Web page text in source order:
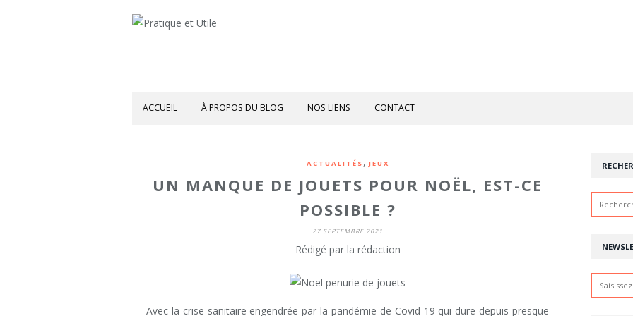
ACCUEIL À PROPOS DU BLOG NOS LIENS CONTACT
ACTUALITÉS , JEUX
UN MANQUE DE JOUETS POUR NOËL, EST-CE
POSSIBLE ?
27 SEPTEMBRE 2021
Rédigé par la rédaction
Avec la crise sanitaire engendrée par la pandémie de Covid-19 qui dure depuis presque